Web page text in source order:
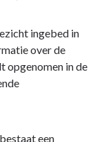
ingebed in
over de
opgenomen in de
een